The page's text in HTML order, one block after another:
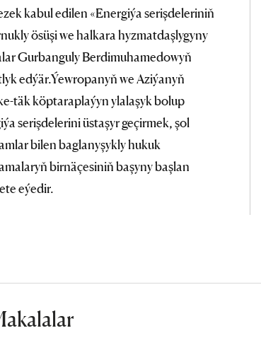
kabul edilen «Energiýa serişdeleriniň
ösüşi we halkara hyzmatdaşlygyny
Gurbanguly Berdimuhamedowyň
edýär.Ýewropanyň we Aziýanyň
täk köptaraplaýyn ylalaşyk bolup
serişdelerini üstaşyr geçirmek, şol
bilen baglanyşykly hukuk
birnäçesiniň başyny başlan
eýedir.